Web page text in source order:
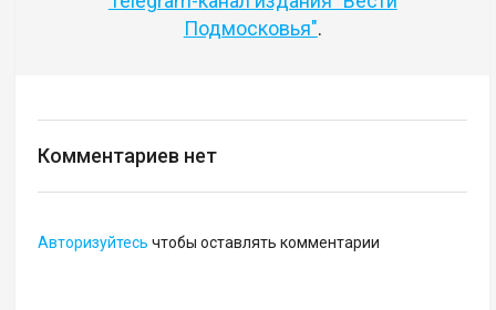
Подмосковья".
Комментариев нет
Авторизуйтесь чтобы оставлять комментарии